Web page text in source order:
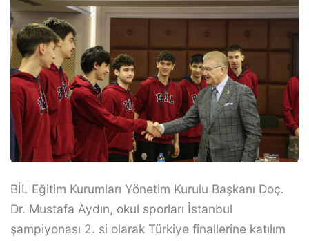
BİL Eğitim Kurumları Yönetim Kurulu Başkanı Doç.
Dr. Mustafa Aydın, okul sporları İstanbul
şampiyonası 2. si olarak Türkiye finallerine katılım